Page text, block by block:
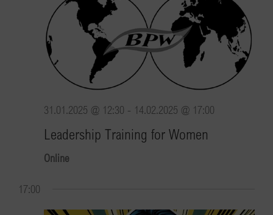
31.01.2025 @ 12:30 - 14.02.2025 @ 17:00
Leadership Training for Women
Online
17:00